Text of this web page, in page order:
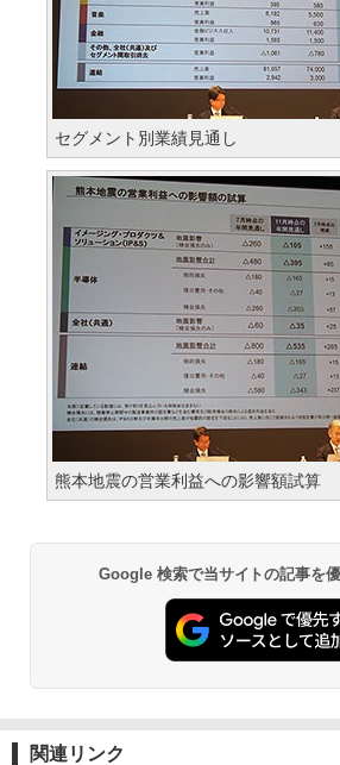
セグメント別業績見通し
熊本地震の営業利益への影響額試算
Google 検索で当サイトの記事を
関連リンク